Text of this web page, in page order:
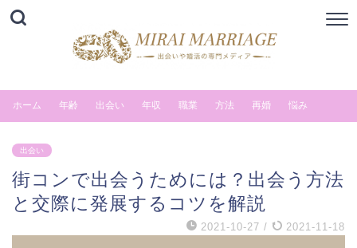
ホーム 年齢 出会い 年収 職業 方法 再婚 悩み
出会い
街コンで出会うためには？出会う方法
と交際に発展するコツを解説
2021-10-27 / 2021-11-18